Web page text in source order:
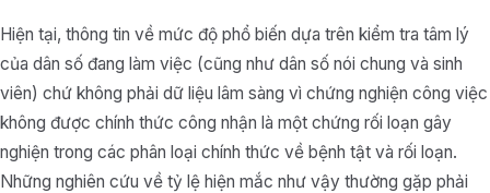
Hiện tại, thông tin về mức độ phổ biến dựa trên kiểm tra tâm lý
của dân số đang làm việc (cũng như dân số nói chung và sinh
viên) chứ không phải dữ liệu lâm sàng vì chứng nghiện công việc
không được chính thức công nhận là một chứng rối loạn gây
nghiện trong các phân loại chính thức về bệnh tật và rối loạn.
Những nghiên cứu về tỷ lệ hiện mắc như vậy thường gặp phải